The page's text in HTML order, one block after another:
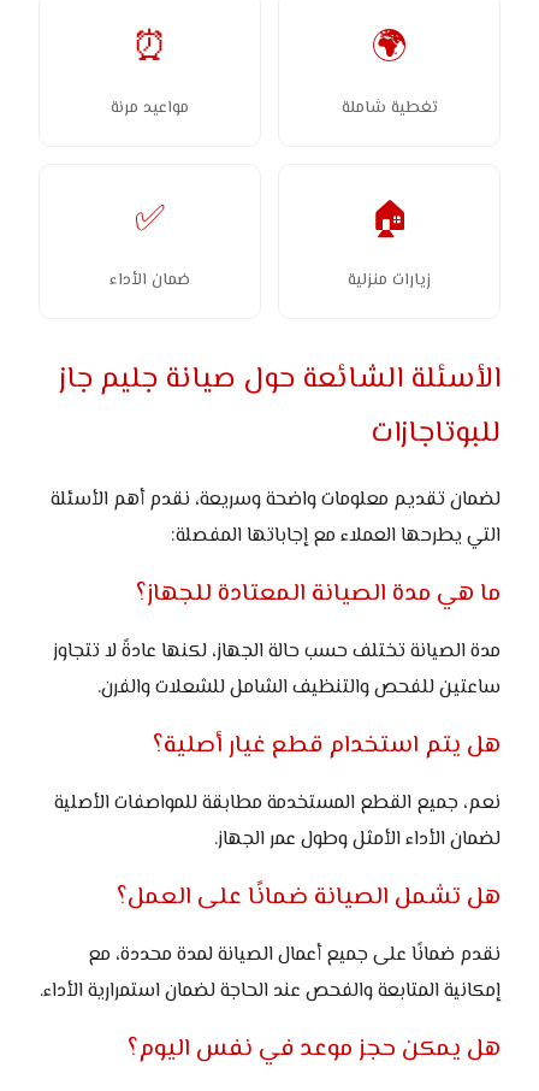
🌍
تغطية شاملة
⏰
مواعيد مرنة
🏠
زيارات منزلية
✅
ضمان الأداء
الأسئلة الشائعة حول صيانة جليم جاز
للبوتاجازات
لضمان تقديم معلومات واضحة وسريعة، نقدم أهم الأسئلة
التي يطرحها العملاء مع إجاباتها المفصلة:
ما هي مدة الصيانة المعتادة للجهاز؟
مدة الصيانة تختلف حسب حالة الجهاز، لكنها عادةً لا تتجاوز
ساعتين للفحص والتنظيف الشامل للشعلات والفرن.
هل يتم استخدام قطع غيار أصلية؟
نعم، جميع القطع المستخدمة مطابقة للمواصفات الأصلية
لضمان الأداء الأمثل وطول عمر الجهاز.
هل تشمل الصيانة ضمانًا على العمل؟
نقدم ضمانًا على جميع أعمال الصيانة لمدة محددة، مع
إمكانية المتابعة والفحص عند الحاجة لضمان استمرارية الأداء.
هل يمكن حجز موعد في نفس اليوم؟